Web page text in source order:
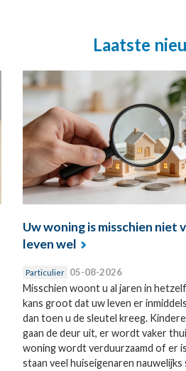
Laatste
Uw woning is misschien niet
leven wel
Particulier 05-08-2026
Misschien woont u al jaren in
kans groot dat uw leven er
dan toen u de sleutel kreeg.
gaan de deur uit, er wordt vaker
woning wordt verduurzaamd of er
staan veel huiseigenaren